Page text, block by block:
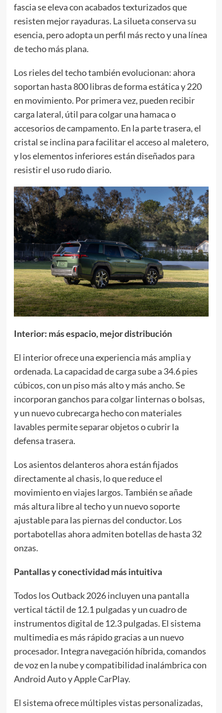
fascia se eleva con acabados texturizados que
resisten mejor rayaduras. La silueta conserva su
esencia, pero adopta un perfil más recto y una línea
de techo más plana.
Los rieles del techo también evolucionan: ahora
soportan hasta 800 libras de forma estática y 220
en movimiento. Por primera vez, pueden recibir
carga lateral, útil para colgar una hamaca o
accesorios de campamento. En la parte trasera, el
cristal se inclina para facilitar el acceso al maletero,
y los elementos inferiores están diseñados para
resistir el uso rudo diario.
Interior: más espacio, mejor distribución
El interior ofrece una experiencia más amplia y
ordenada. La capacidad de carga sube a 34.6 pies
cúbicos, con un piso más alto y más ancho. Se
incorporan ganchos para colgar linternas o bolsas,
y un nuevo cubrecarga hecho con materiales
lavables permite separar objetos o cubrir la
defensa trasera.
Los asientos delanteros ahora están fijados
directamente al chasis, lo que reduce el
movimiento en viajes largos. También se añade
más altura libre al techo y un nuevo soporte
ajustable para las piernas del conductor. Los
portabotellas ahora admiten botellas de hasta 32
onzas.
Pantallas y conectividad más intuitiva
Todos los Outback 2026 incluyen una pantalla
vertical táctil de 12.1 pulgadas y un cuadro de
instrumentos digital de 12.3 pulgadas. El sistema
multimedia es más rápido gracias a un nuevo
procesador. Integra navegación híbrida, comandos
de voz en la nube y compatibilidad inalámbrica con
Android Auto y Apple CarPlay.
El sistema ofrece múltiples vistas personalizadas,